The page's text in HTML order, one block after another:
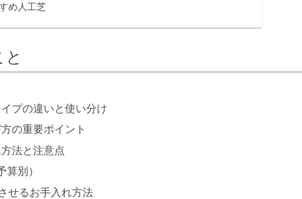
め人工芝
プの違いと使い分け
の重要ポイント
法と注意点
別）
せるお手入れ方法